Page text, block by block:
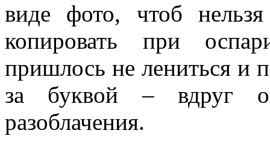
виде фото, чтоб
копировать при
пришлось не лениться и
за буквой – вдруг
разоблачения.